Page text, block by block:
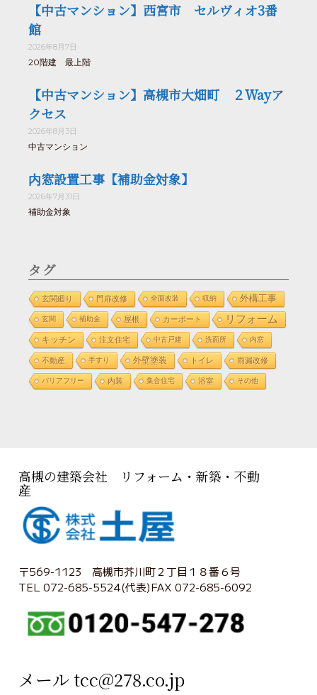
【中古マンション】西宮市 セルヴィオ3番
館
2026年8月7日
20階建 最上階
【中古マンション】高槻市大畑町 ２Wayア
クセス
2026年8月3日
中古マンション
内窓設置工事【補助金対象】
2026年7月31日
補助金対象
タグ
玄関廻り 門扉改修 全面改装 収納 外構工事
玄関 補助金 屋根 カーポート リフォーム
キッチン 注文住宅 中古戸建 洗面所 内窓
不動産 手すり 外壁塗装 トイレ 雨漏改修
バリアフリー 内装 集合住宅 浴室 その他
高槻の建築会社 リフォーム・新築・不動
産
〒569-1123 高槻市芥川町２丁目１８番６号
TEL 072-685-5524(代表)FAX 072-685-6092
メール tcc@278.co.jp